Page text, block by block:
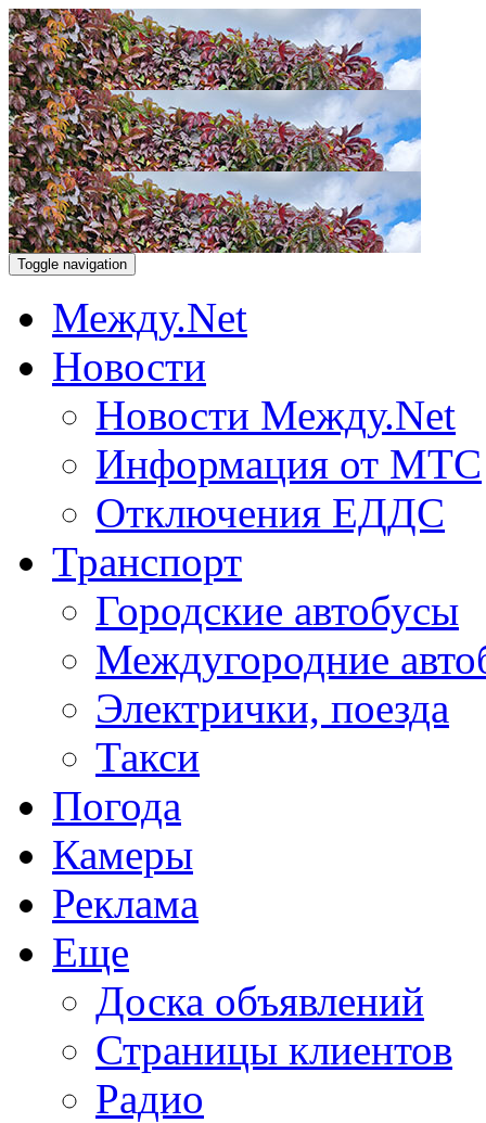
Toggle navigation
Между.Net
Новости
Новости Между.Net
Информация от МТС
Отключения ЕДДС
Транспорт
Городские автобусы
Междугородние
Электрички, поезда
Такси
Погода
Камеры
Реклама
Еще
Доска объявлений
Страницы клиентов
Радио